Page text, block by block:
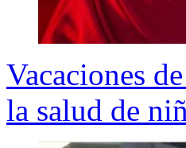
Vacaciones
la salud de